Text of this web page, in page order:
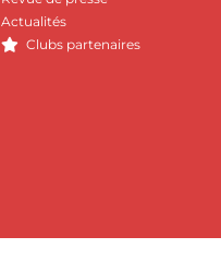
Actualités
Clubs partenaires